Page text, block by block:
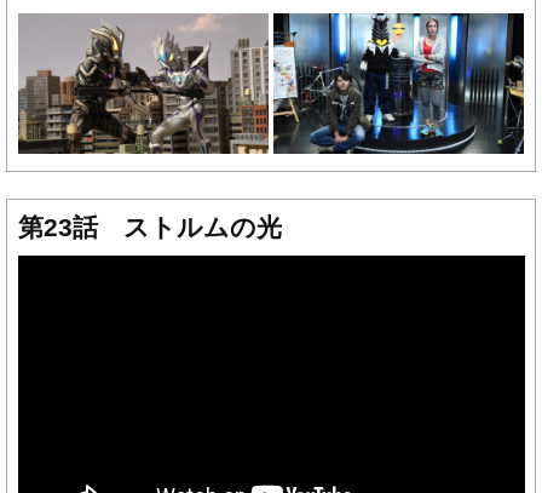
第23話 ストルムの光